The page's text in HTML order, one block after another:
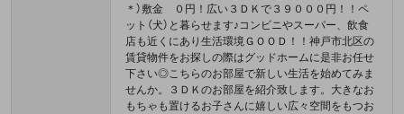
＊）敷金 ０円！広い３ＤＫで３９０００円！！ペ
ット（犬）と暮らせます♪コンビニやスーパー、飲食
店も近くにあり生活環境ＧＯＯＤ！！神戸市北区の
賃貸物件をお探しの際はグッドホームに是非お任せ
下さい◎こちらのお部屋で新しい生活を始めてみま
せんか。３ＤＫのお部屋を紹介致します。大きなお
もちゃも置けるお子さんに嬉しい広々空間をもつお